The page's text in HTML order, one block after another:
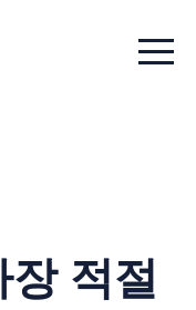
Menu
적절